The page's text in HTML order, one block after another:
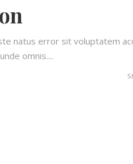
natus error sit voluptatem
omnis....